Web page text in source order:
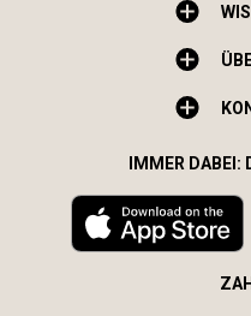
IMMER DABEI: